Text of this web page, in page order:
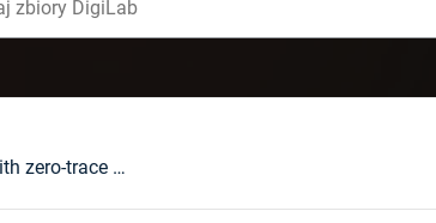
On approximation problems with zero-trace matrices